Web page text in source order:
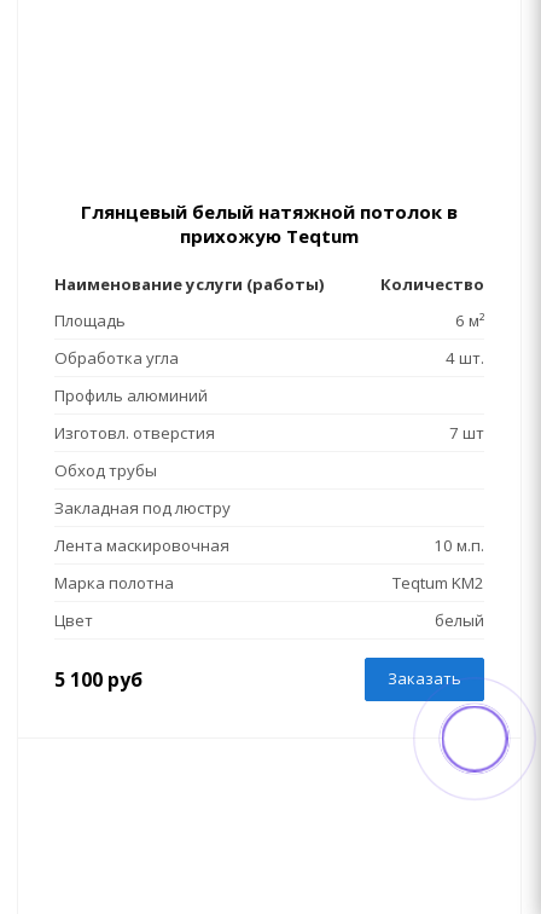
Глянцевый белый натяжной потолок в
прихожую Teqtum
Наименование услуги (работы)
Количество
Площадь
6 м²
Обработка угла
4 шт.
Профиль алюминий
Изготовл. отверстия
7 шт
Обход трубы
Закладная под люстру
Лента маскировочная
10 м.п.
Марка полотна
Teqtum KM2
Цвет
белый
5 100 руб Заказать